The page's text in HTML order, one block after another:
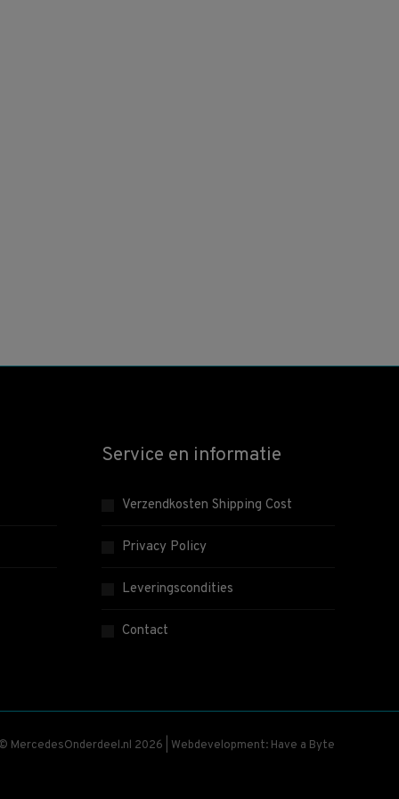
Service en informatie
Verzendkosten Shipping Cost
Privacy Policy
Leveringscondities
Contact
MercedesOnderdeel.nl 2026 | Webdevelopment: Have a Byte